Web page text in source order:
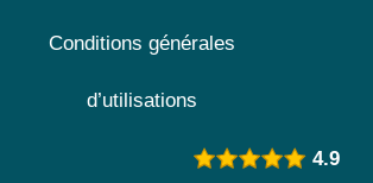
Conditions générales
d’utilisations
4.9